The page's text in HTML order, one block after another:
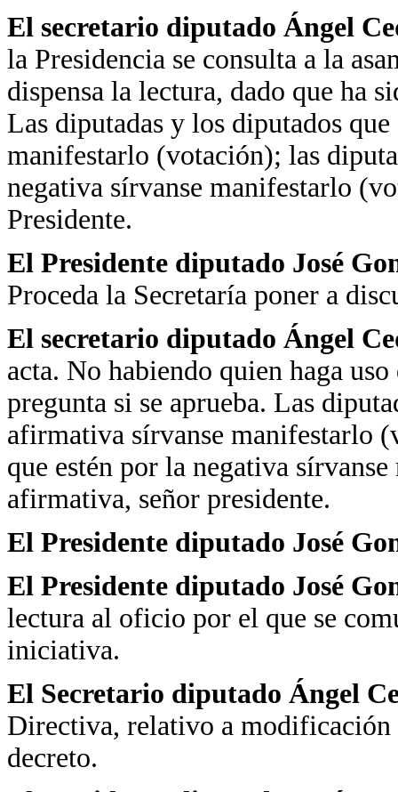
El secretario diputado Ángel
la Presidencia se consulta a la
dispensa la lectura, dado que ha
Las diputadas y los diputados
manifestarlo (votación); las
negativa sírvanse manifestarlo
Presidente.
El Presidente diputado José
Proceda la Secretaría poner a
El secretario diputado Ángel
acta. No habiendo quien haga
pregunta si se aprueba. Las
afirmativa sírvanse manifestarlo
que estén por la negativa
afirmativa, señor presidente.
El Presidente diputado José
El Presidente diputado José
lectura al oficio por el que se
iniciativa.
El Secretario diputado Ángel
Directiva, relativo a
decreto.